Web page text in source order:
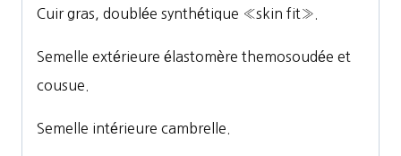
Cuir gras, doublée synthétique «skin fit».
Semelle extérieure élastomère themosoudée et
cousue.
Semelle intérieure cambrelle.